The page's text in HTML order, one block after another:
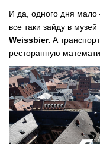
И да, одного дня мало
все таки зайду в
Weissbier. А
ресторанную